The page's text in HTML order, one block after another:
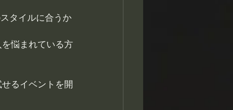
タイルに合うか
悩まれている方
るイベントを開